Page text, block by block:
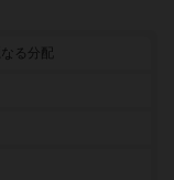
る分配